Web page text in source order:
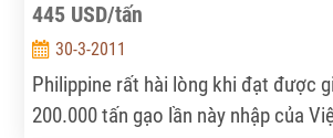
445 USD/tấn
30-3-2011
Philippine rất hài lòng khi đạt được
200.000 tấn gạo lần này nhập của